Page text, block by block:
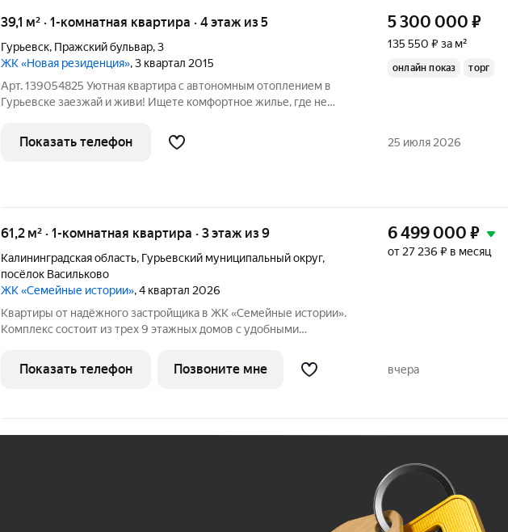
39,1 м² · 1-комнатная квартира · 4 этаж из 5
Гурьевск, Пражский бульвар,3
ЖК «Новая резиденция», 3 квартал 2015
Арт. 139054825 Уютная квартира с автономным отоплением в
Гурьевске заезжай и живи! Ищете комфортное жилье, где не
Пражском бульваре ждет своих новых владельцев! Почему это
предложение
5 300 000 ₽
135 550 ₽ за м²
онлайн показ торг
Показать телефон 25 июля 2026
61,2 м² · 1-комнатная квартира · 3 этаж из 9
Калининградская область, Гурьевский муниципальный округ,
посёлок Васильково
ЖК «Семейные истории», 4 квартал 2026
Квартиры от надёжного застройщика в ЖК «Семейные истории».
Комплекс состоит из трех 9 этажных домов с удобными
трёхкомнатной. Внутренняя отделка серый ключ. На территории
предусмотрены:
6 499 000 ₽
от 27 236 ₽ в месяц
Показать телефон Позвоните мне вчера